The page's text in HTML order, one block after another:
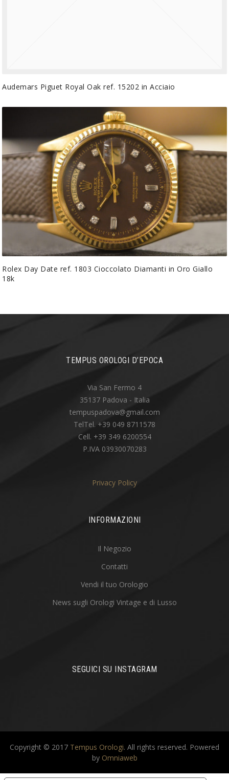
Audemars Piguet Royal Oak ref. 15202 in Acciaio
Rolex Day Date ref. 1803 Cioccolato Diamanti in Oro Giallo
18k
TEMPUS OROLOGI D’EPOCA
Via San Fermo 4
35137 Padova - Italia
tempuspadova@gmail.com
TelTel. +39 049 8711578
Cell. +39 349 6200554
P.IVA 03930070283
Privacy Policy
INFORMAZIONI
Il Negozio
Contatti
Vendi il tuo Orologio
News sugli Orologi Vintage e di Lusso
SEGUICI SU INSTAGRAM
Copyright © 2017 Tempus Orologi. All rights reserved. Powered
by Omniaweb